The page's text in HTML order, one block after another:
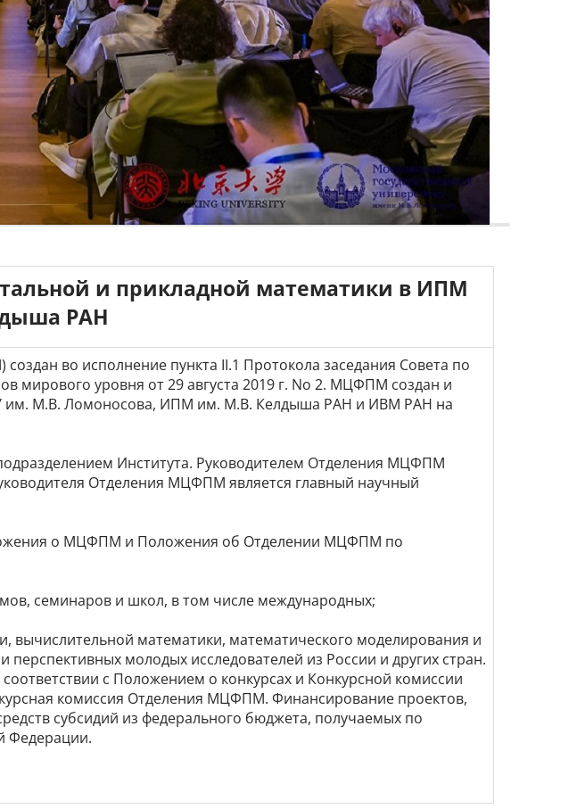
и прикладной математики в ИПМ
РАН
во исполнение пункта II.1 Протокола заседания Совета по
мирового уровня от 29 августа 2019 г. No 2. МЦФПМ создан и
им. М.В. Ломоносова, ИПМ им. М.В. Келдыша РАН и ИВМ РАН на
Института. Руководителем Отделения МЦФПМ
Отделения МЦФПМ является главный научный
о МЦФПМ и Положения об Отделении МЦФПМ по
семинаров и школ, в том числе международных;
вычислительной математики, математического моделирования и
с Положением о конкурсах и Конкурсной комиссии
субсидий из федерального бюджета, получаемых по
Федерации.